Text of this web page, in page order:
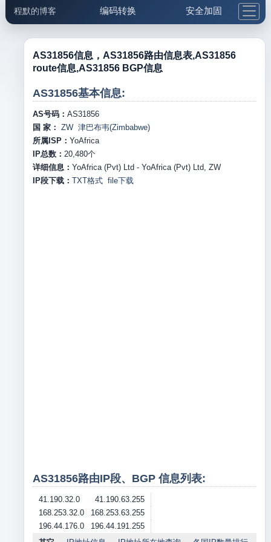
程默的博客 编码转换 安全加固
邮件工具 生活便民 更多工具
5.1支付宝大红包
AS31856信息，AS31856路由信息表,AS31856
route信息,AS31856 BGP信息
AS31856基本信息:
AS号码： AS31856
国 家： ZW 津巴布韦(Zimbabwe)
所属ISP： YoAfrica
IP总数： 20,480个
详细信息： YoAfrica (Pvt) Ltd - YoAfrica (Pvt) Ltd, ZW
IP段下载： TXT格式 file下载
AS31856路由IP段、BGP 信息列表:
41.190.32.0
41.190.63.255
168.253.32.0
168.253.63.255
196.44.176.0
196.44.191.255